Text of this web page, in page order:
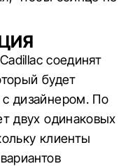
соединят
будет
дизайнером. По
двух одинаковых
клиенты